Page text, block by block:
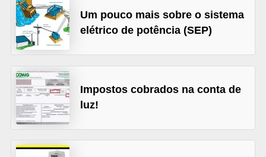
Um pouco mais sobre o sistema
elétrico de potência (SEP)
Impostos cobrados na conta de
luz!
t
e
s
l
é
t
i